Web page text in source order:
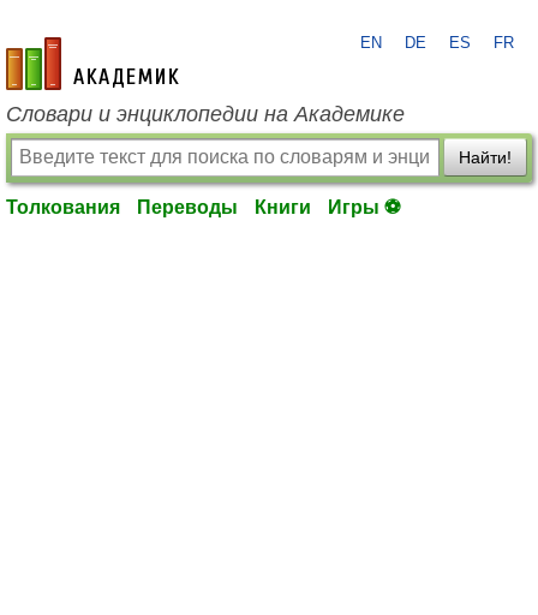
academic.ru
EN DE ES FR
Словари и энциклопедии на Академике
Найти!
Толкования Переводы Книги Игры ⚽